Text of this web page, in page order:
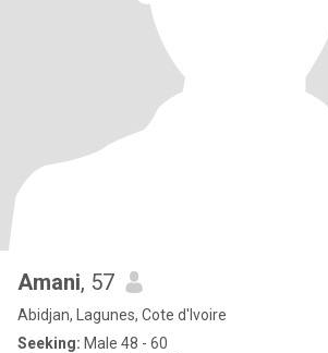
Amani, 57
Abidjan, Lagunes, Cote d'Ivoire
Seeking: Male 48 - 60